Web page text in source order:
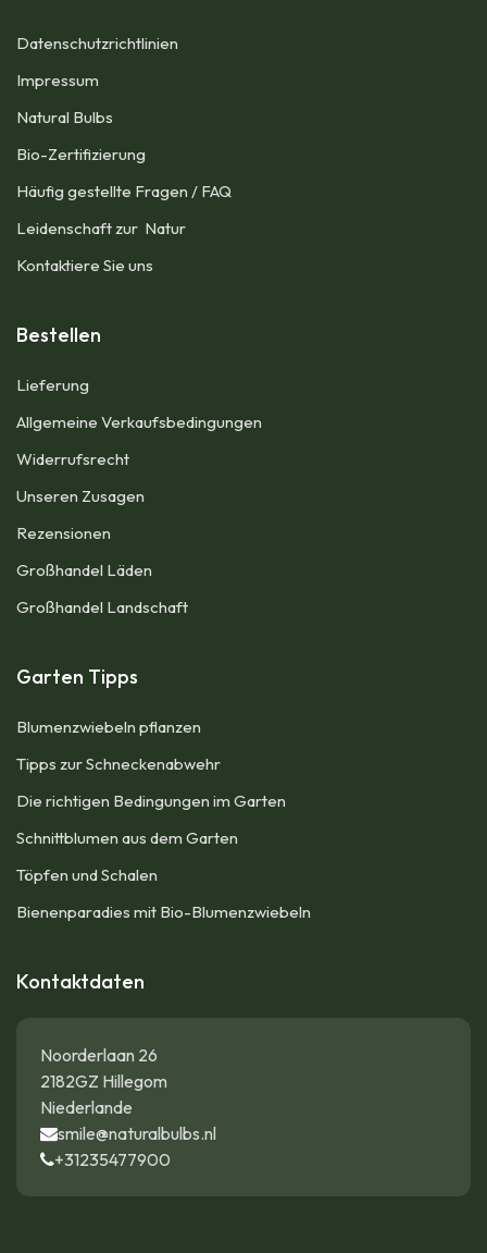
Datenschutzrichtlinien
Impressum​
Natural Bulbs
Bio-Zertifizierung
Häufig gestellte Fragen / FAQ
Leidenschaft zur Natur
Kontaktiere Sie uns
Bestellen
Lieferung
Allgemeine Verkaufsbedingungen​
Widerrufsrecht
Unseren Zusagen
Rezensionen​
Großhandel Läden
Großhandel Landschaft
Garten Tipps
Blumenzwiebeln pflanzen
Tipps zur Schneckenabwehr
Die richtigen Bedingungen im Garten
Schnittblumen aus dem Garten
Töpfen und Schalen
Bienenparadies mit Bio-Blumenzwiebeln
Kontaktdaten
Noorderlaan 26
2182GZ Hillegom
Niederlande
smile@naturalbulbs.nl
+31235477900